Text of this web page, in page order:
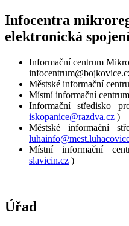
Infocentra
elektronická
Informační centrum
Městské informační
Místní informační
Informační středisko
iskopanice@razdva.cz )
Městské informační
Místní informační
slavicin.cz )
Úřad